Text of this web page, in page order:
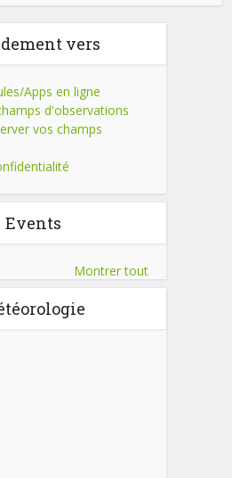
vers
Apps en ligne
d'observations
vos champs
Events
Montrer tout